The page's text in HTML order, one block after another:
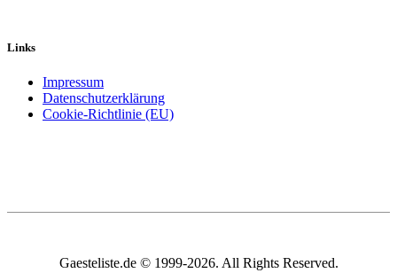
Links
Impressum
Datenschutzerklärung
Cookie-Richtlinie (EU)
Gaesteliste.de © 1999-2026. All Rights Reserved.